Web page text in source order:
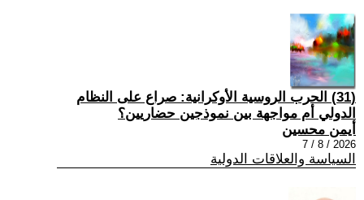
(31) الحرب الروسية الأوكرانية: صراع على النظام
الدولي أم مواجهة بين نموذجين حضاريين؟
أيمن محسين
2026 / 8 / 7
السياسة والعلاقات الدولية